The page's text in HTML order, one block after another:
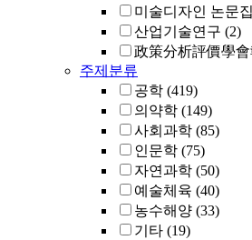
미술디자인 논문집
산업기술연구 (2)
政策分析評價學會
주제분류
공학 (419)
의약학 (149)
사회과학 (85)
인문학 (75)
자연과학 (50)
예술체육 (40)
농수해양 (33)
기타 (19)